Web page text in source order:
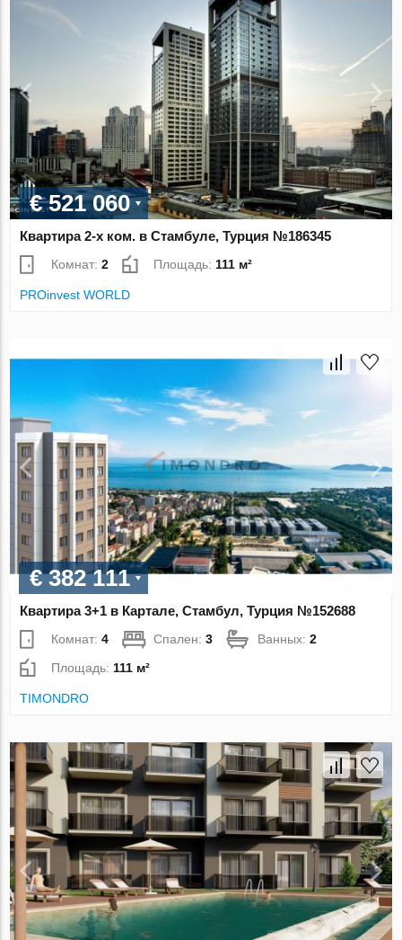
€ 521 060
Квартира 2-х ком. в Стамбуле, Турция №186345
Комнат:2 Площадь: 111 м²
PROinvest WORLD
€ 382 111
Квартира 3+1 в Картале, Стамбул, Турция №152688
Комнат:4 Спален:3 Ванных:2
Площадь: 111 м²
TIMONDRO